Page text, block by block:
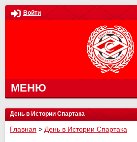
Войти
МЕНЮ
День в Истории Спартака
Главная > День в Истории Спартака